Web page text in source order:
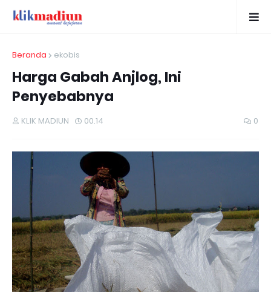
Beranda ekobis
Harga Gabah Anjlog, Ini
Penyebabnya
KLIK MADIUN 00.14 0